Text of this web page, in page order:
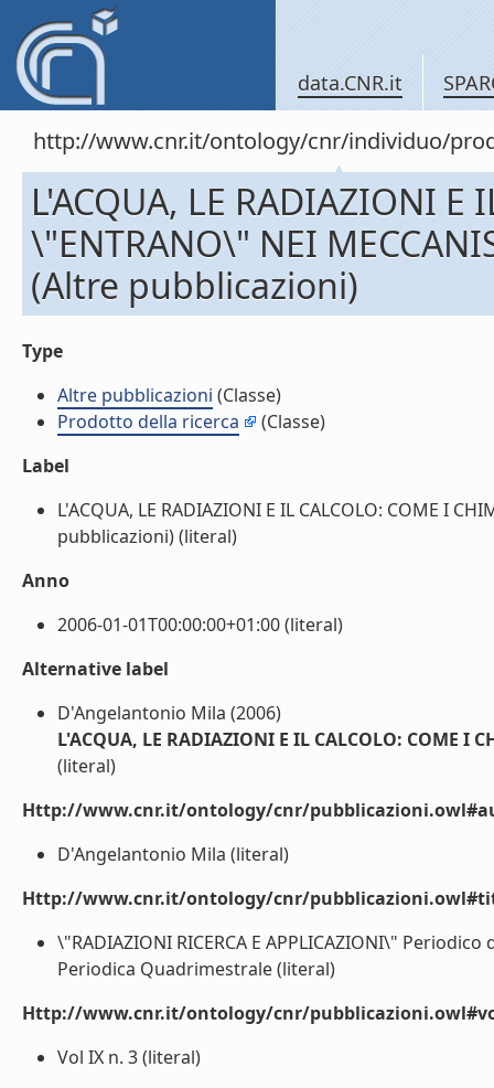
data.CNR.it
http://www.cnr.it/ontology/cnr/individuo/
L'ACQUA, LE RADIAZIONI E
\"ENTRANO\" NEI
(Altre pubblicazioni)
Type
Altre pubblicazioni (Classe)
Prodotto della ricerca
(Classe)
Label
L'ACQUA, LE RADIAZIONI E IL CALCOLO: COME I
pubblicazioni) (literal)
Anno
2006-01-01T00:00:00+01:00 (literal)
Alternative label
D'Angelantonio Mila (2006)
L'ACQUA, LE RADIAZIONI E IL CALCOLO: COME I
(literal)
Http://www.cnr.it/ontology/cnr/
D'Angelantonio Mila (literal)
Http://www.cnr.it/ontology/cnr/
\"RADIAZIONI RICERCA E APPLICAZIONI\"
Periodica Quadrimestrale (literal)
Http://www.cnr.it/ontology/cnr/
Vol IX n. 3 (literal)